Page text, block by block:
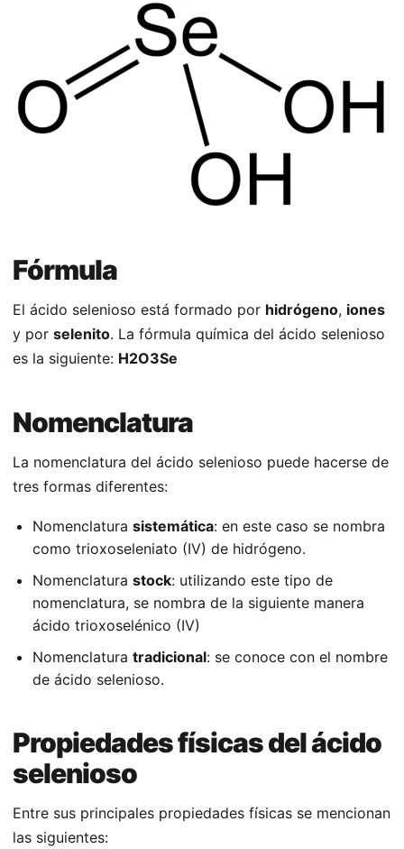
Fórmula
El ácido selenioso está formado por hidrógeno, iones
y por selenito. La fórmula química del ácido selenioso
es la siguiente: H2O3Se
Nomenclatura
La nomenclatura del ácido selenioso puede hacerse de
tres formas diferentes:
Nomenclatura sistemática: en este caso se nombra
como trioxoseleniato (IV) de hidrógeno.
Nomenclatura stock: utilizando este tipo de
nomenclatura, se nombra de la siguiente manera
ácido trioxoselénico (IV)
Nomenclatura tradicional: se conoce con el nombre
de ácido selenioso.
Propiedades físicas del ácido
selenioso
Entre sus principales propiedades físicas se mencionan
las siguientes: